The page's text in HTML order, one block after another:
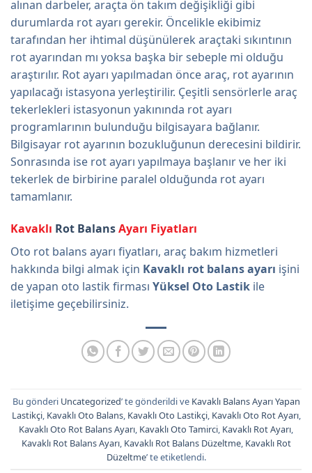
alınan darbeler, araçta ön takım değişikliği gibi
durumlarda rot ayarı gerekir. Öncelikle ekibimiz
tarafından her ihtimal düşünülerek araçtaki sıkıntının
rot ayarından mı yoksa başka bir sebeple mi olduğu
araştırılır. Rot ayarı yapılmadan önce araç, rot ayarının
yapılacağı istasyona yerleştirilir. Çeşitli sensörlerle araç
tekerlekleri istasyonun yakınında rot ayarı
programlarının bulunduğu bilgisayara bağlanır.
Bilgisayar rot ayarının bozukluğunun derecesini bildirir.
Sonrasında ise rot ayarı yapılmaya başlanır ve her iki
tekerlek de birbirine paralel olduğunda rot ayarı
tamamlanır.
Kavaklı Rot BalansAyarı Fiyatları
Oto rot balans ayarı fiyatları, araç bakım hizmetleri
hakkında bilgi almak için Kavaklı rot balans ayarı işini
de yapan oto lastik firması Yüksel Oto Lastik ile
iletişime geçebilirsiniz.
Bu gönderi Uncategorized’ te gönderildi ve Kavaklı Balans Ayarı Yapan
Lastikçi, Kavaklı Oto Balans, Kavaklı Oto Lastikçi, Kavaklı Oto Rot Ayarı,
Kavaklı Oto Rot Balans Ayarı, Kavaklı Oto Tamirci, Kavaklı Rot Ayarı,
Kavaklı Rot Balans Ayarı, Kavaklı Rot Balans Düzeltme, Kavaklı Rot
Düzeltme’ te etiketlendi.